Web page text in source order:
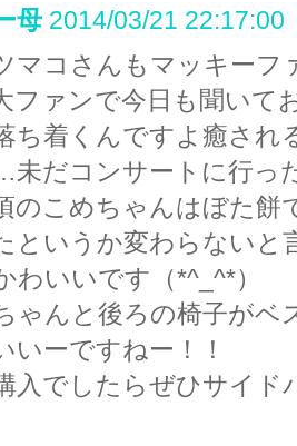
母 2014/03/21 22:17:00
マコさんもマッキーフ
ファンで今日も聞いて
ち着くんですよ癒され
未だコンサートに行っ
のこめちゃんはぼた餅
というか変わらないと
わいいです（*^_^*）
ゃんと後ろの椅子がベ
いーですねー！！
入でしたらぜひサイド